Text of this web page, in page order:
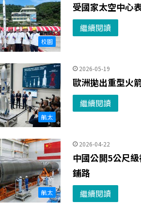
校園
受國家太空中心
繼續閱讀
航太
2026-05-19
歐洲拋出重型火
繼續閱讀
航太
2026-04-22
中國公開5公尺
鋪路
繼續閱讀